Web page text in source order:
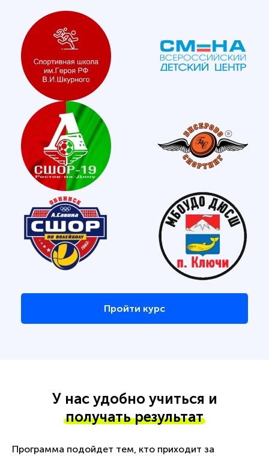
Пройти курс
У нас удобно учиться и
получать результат
Программа подойдет тем, кто приходит за